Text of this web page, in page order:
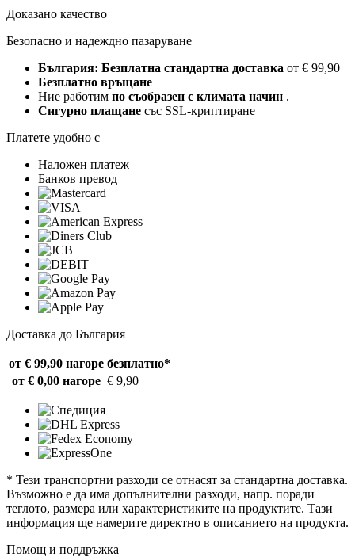
Доказано качество
Безопасно и надеждно пазаруване
България: Безплатна стандартна доставка от € 99,90
Безплатно връщане
Ние работим по съобразен с климата начин .
Сигурно плащане със SSL-криптиране
Платете удобно с
Наложен платеж
Банков превод
Доставка до България
от € 99,90 нагоре безплатно*
от € 0,00 нагоре € 9,90
* Тези транспортни разходи се отнасят за стандартна доставка.
Възможно е да има допълнителни разходи, напр. поради
теглото, размера или характеристиките на продуктите. Тази
информация ще намерите директно в описанието на продукта.
Помощ и поддръжка